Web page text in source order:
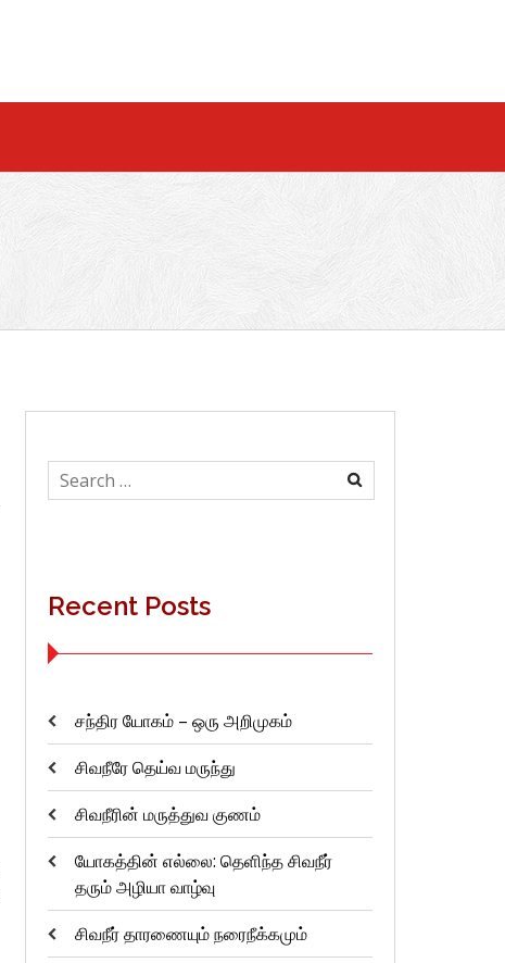
Search
for:
Recent Posts
சந்திர யோகம் – ஒரு அறிமுகம்
சிவநீரே தெய்வ மருந்து
சிவநீரின் மருத்துவ குணம்
யோகத்தின் எல்லை: தெளிந்த சிவநீர்
தரும் அழியா வாழ்வு
சிவநீர் தாரணையும் நரைநீக்கமும்